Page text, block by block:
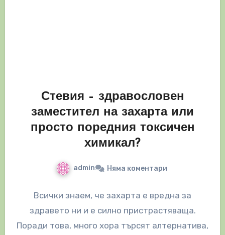
Стевия – здравословен
заместител на захарта или
просто поредния токсичен
химикал?
admin Няма коментари
Всички знаем, че захарта е вредна за
здравето ни и е силно пристрастяваща.
Поради това, много хора търсят алтернатива,